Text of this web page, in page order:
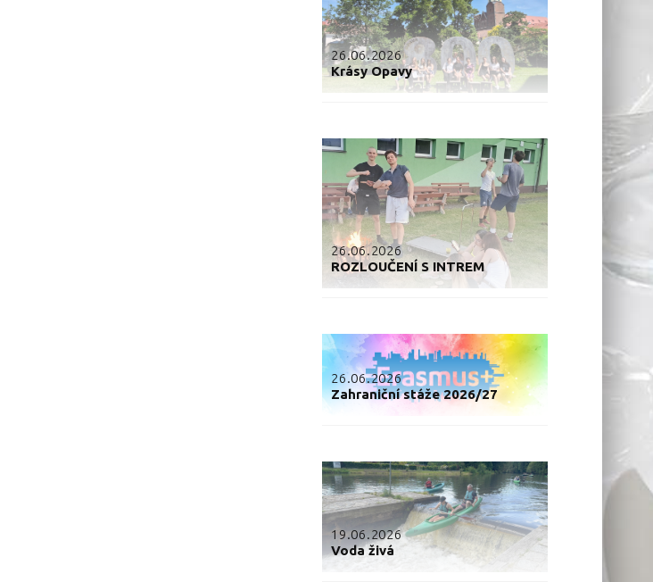
26.06.2026
Krásy Opavy
26.06.2026
ROZLOUČENÍ S INTREM
26.06.2026
Zahraniční stáže 2026/27
19.06.2026
Voda živá